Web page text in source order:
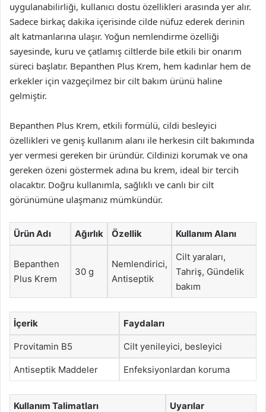
uygulanabilirliği, kullanıcı dostu özellikleri arasında yer alır.
Sadece birkaç dakika içerisinde cilde nüfuz ederek derinin
alt katmanlarına ulaşır. Yoğun nemlendirme özelliği
sayesinde, kuru ve çatlamış ciltlerde bile etkili bir onarım
süreci başlatır. Bepanthen Plus Krem, hem kadınlar hem de
erkekler için vazgeçilmez bir cilt bakım ürünü haline
gelmiştir.
Bepanthen Plus Krem, etkili formülü, cildi besleyici
özellikleri ve geniş kullanım alanı ile herkesin cilt bakımında
yer vermesi gereken bir üründür. Cildinizi korumak ve ona
gereken özeni göstermek adına bu krem, ideal bir tercih
olacaktır. Doğru kullanımla, sağlıklı ve canlı bir cilt
görünümüne ulaşmanız mümkündür.
Ürün Adı Ağırlık Özellik Kullanım Alanı
Bepanthen
Plus Krem
30 g
Nemlendirici,
Antiseptik
Cilt yaraları,
Tahriş, Gündelik
bakım
İçerik Faydaları
Provitamin B5 Cilt yenileyici, besleyici
Antiseptik Maddeler Enfeksiyonlardan koruma
Kullanım Talimatları Uyarılar